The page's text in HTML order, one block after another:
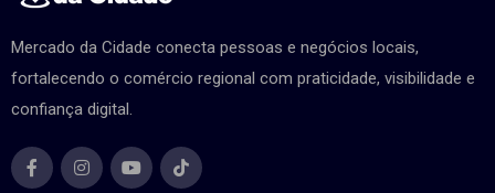
Mercado da Cidade conecta pessoas e negócios locais,
fortalecendo o comércio regional com praticidade, visibilidade e
confiança digital.